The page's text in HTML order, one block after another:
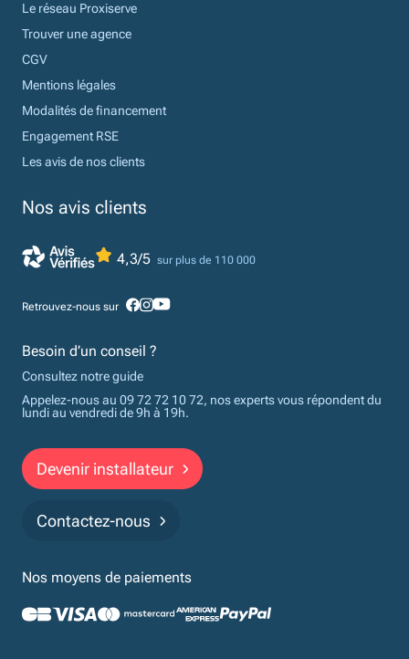
Le réseau Proxiserve
Trouver une agence
CGV
Mentions légales
Modalités de financement
Engagement RSE
Les avis de nos clients
Nos avis clients
4,3/5 sur plus de 110 000
Retrouvez-nous sur
Besoin d’un conseil ?
Consultez notre guide
Appelez-nous au 09 72 72 10 72, nos experts vous répondent du
lundi au vendredi de 9h à 19h.
Devenir installateur
Contactez-nous
Nos moyens de paiements